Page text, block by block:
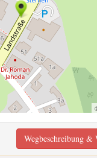
Wegbeschreibung